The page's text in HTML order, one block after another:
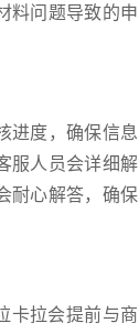
料问题导致的申
进度，确保信息
服人员会详细解
耐心解答，确保
卡拉会提前与商